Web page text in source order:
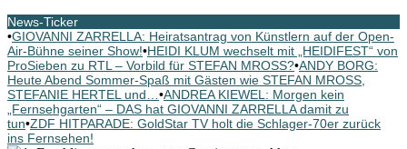
News-Ticker
•GIOVANNI ZARRELLA: Heiratsantrag von Künstlern auf der Open-
Air-Bühne seiner Show!•HEIDI KLUM wechselt mit „HEIDIFEST“ von
ProSieben zu RTL – Vorbild für STEFAN MROSS?•ANDY BORG:
Heute Abend Sommer-Spaß mit Gästen wie STEFAN MROSS,
STEFANIE HERTEL und… •ANDREA KIEWEL: Morgen kein
„Fernsehgarten“ – DAS hat GIOVANNI ZARRELLA damit zu
tun•ZDF HITPARADE: GoldStar TV holt die Schlager-70er zurück
ins Fernsehen!